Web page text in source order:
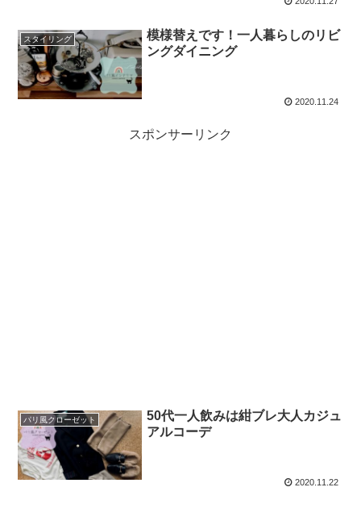
スタイリング
模様替えです！一人暮らしのリビ
ングダイニング
2020.11.24
スポンサーリンク
パリ風クローゼット
50代一人飲みは紺ブレ大人カジュ
アルコーデ
2020.11.22